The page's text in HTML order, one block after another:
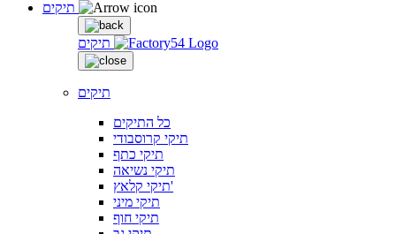
תיקים
תיקים
כל התיקים
תיקי קרוסבודי
תיקי כתף
תיקי נשיאה
תיקי קלאץ'
תיקי מיני
תיקי חוף